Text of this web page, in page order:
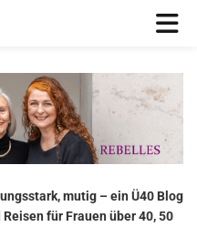
mutig – ein Ü40 Blog
für Frauen über 40, 50